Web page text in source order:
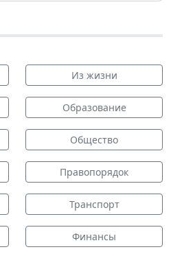
Из жизни
Образование
Общество
Правопорядок
Транспорт
Финансы